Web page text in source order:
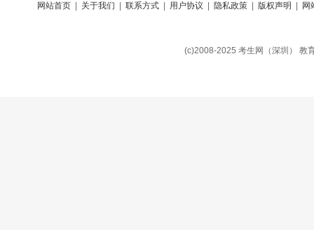
网站首页 关于我们 联系方式 用户协议 隐私政策 版权声明 网
(c)2008-2025 考生网（深圳）